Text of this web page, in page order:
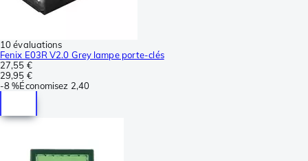
10 évaluations
Fenix E03R V2.0 Grey lampe porte-clés
27,55 €
29,95 €
-8 %Économisez 2,40